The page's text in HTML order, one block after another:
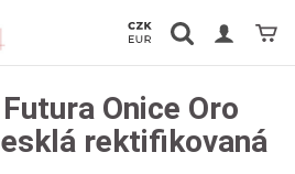
Vyhledávání Košík
Onice Oro
rektifikovaná